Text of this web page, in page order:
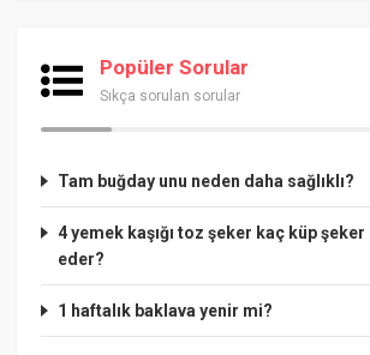
Popüler Sorular
Sıkça sorulan sorular
Tam buğday unu neden daha sağlıklı?
4 yemek kaşığı toz şeker kaç küp şeker
eder?
1 haftalık baklava yenir mi?